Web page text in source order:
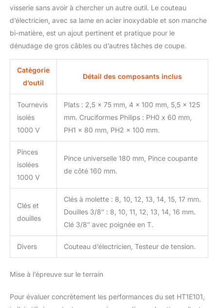
visserie sans avoir à chercher un autre outil. Le couteau
d’électricien, avec sa lame en acier inoxydable et son manche
bi-matière, est un ajout pertinent et pratique pour le
dénudage de gros câbles ou d’autres tâches de coupe.
Catégorie
d’outil
Détail des composants inclus
Tournevis
isolés
1000 V
Plats : 2,5 x 75 mm, 4 x 100 mm, 5,5 x 125
mm. Cruciformes Philips : PH0 x 60 mm,
PH1 x 80 mm, PH2 x 100 mm.
Pinces
isolées
1000 V
Pince universelle 180 mm, Pince coupante
de côté 160 mm.
Clés et
douilles
Clés à molette : 8, 10, 12, 13, 14, 15, 17 mm.
Douilles 3/8″ : 8, 10, 11, 12, 13, 14, 16 mm.
Clé 3/8″ avec poignée en T.
Divers Couteau d’électricien, Testeur de tension.
Mise à l’épreuve sur le terrain
Pour évaluer concrètement les performances du set HT1E101,